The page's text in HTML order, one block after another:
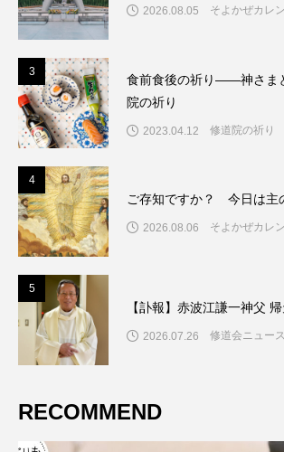
2026.08.05 そよかぜカレ
3
食前食後の祈り――神さま
院の祈り
2023.04.12 修道院の祈り
4
ご存知ですか？ 今日は主
2026.08.06 そよかぜカレ
5
【訃報】赤波江謙一神父
2026.07.26 修道会ニュース
RECOMMEND